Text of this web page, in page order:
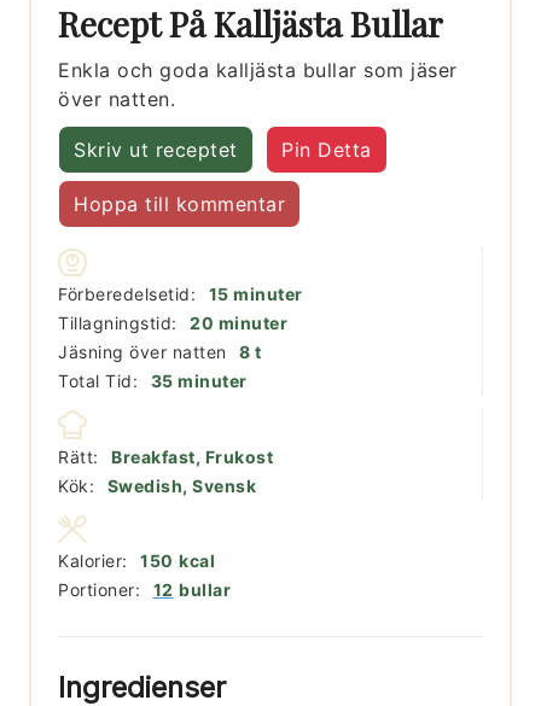
Recept På Kalljästa Bullar
Enkla och goda kalljästa bullar som jäser
över natten.
Skriv ut receptet Pin Detta
Hoppa till kommentar
Förberedelsetid: 15minuter
minuter
Tillagningstid:
20 minuter
minuter
Jäsning över natten
8timmar
t
Total Tid:
35minuter
minuter
Rätt:
Breakfast, Frukost
Kök:
Swedish, Svensk
Portioner: 12 bullar
Kalorier: 150 kcal
Ingredienser